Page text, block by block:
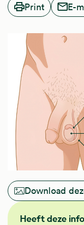
Print E-
Download
Heeft deze